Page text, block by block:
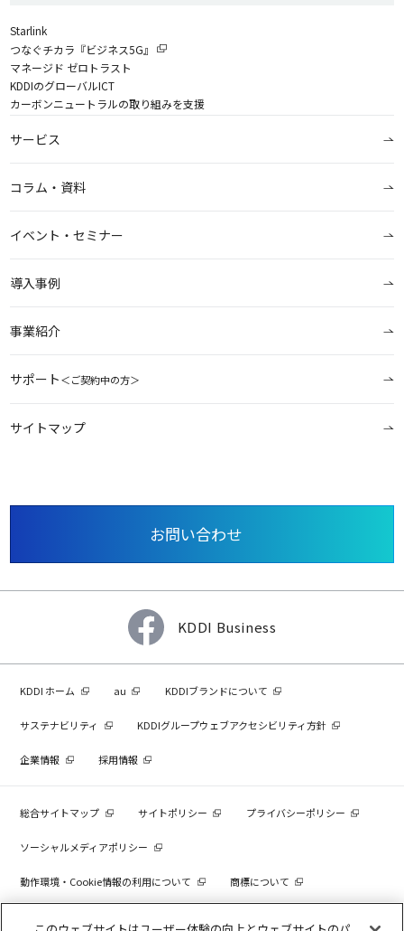
Starlink
つなぐチカラ『ビジネス5G』
マネージド ゼロトラスト
KDDIのグローバルICT
カーボンニュートラルの取り組みを支援
サービス
コラム・資料
イベント・セミナー
導入事例
事業紹介
サポート＜ご契約中の方＞
サイトマップ
お問い合わせ
KDDI Business
KDDI ホーム au KDDIブランドについて
サステナビリティ KDDIグループウェブアクセシビリティ方針
企業情報 採用情報
総合サイトマップ サイトポリシー プライバシーポリシー
ソーシャルメディアポリシー
動作環境・Cookie情報の利用について 商標について